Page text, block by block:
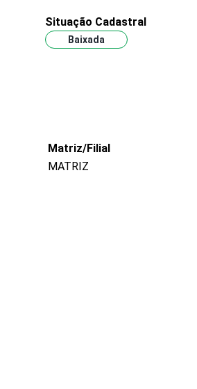
Situação Cadastral
Baixada
Matriz/Filial
MATRIZ